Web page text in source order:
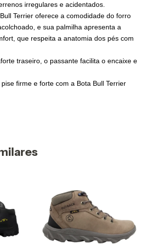
irregulares e acidentados.
Terrier oferece a comodidade do forro
e sua palmilha apresenta a
que respeita a anatomia dos pés com
traseiro, o passante facilita o encaixe e
firme e forte com a Bota Bull Terrier